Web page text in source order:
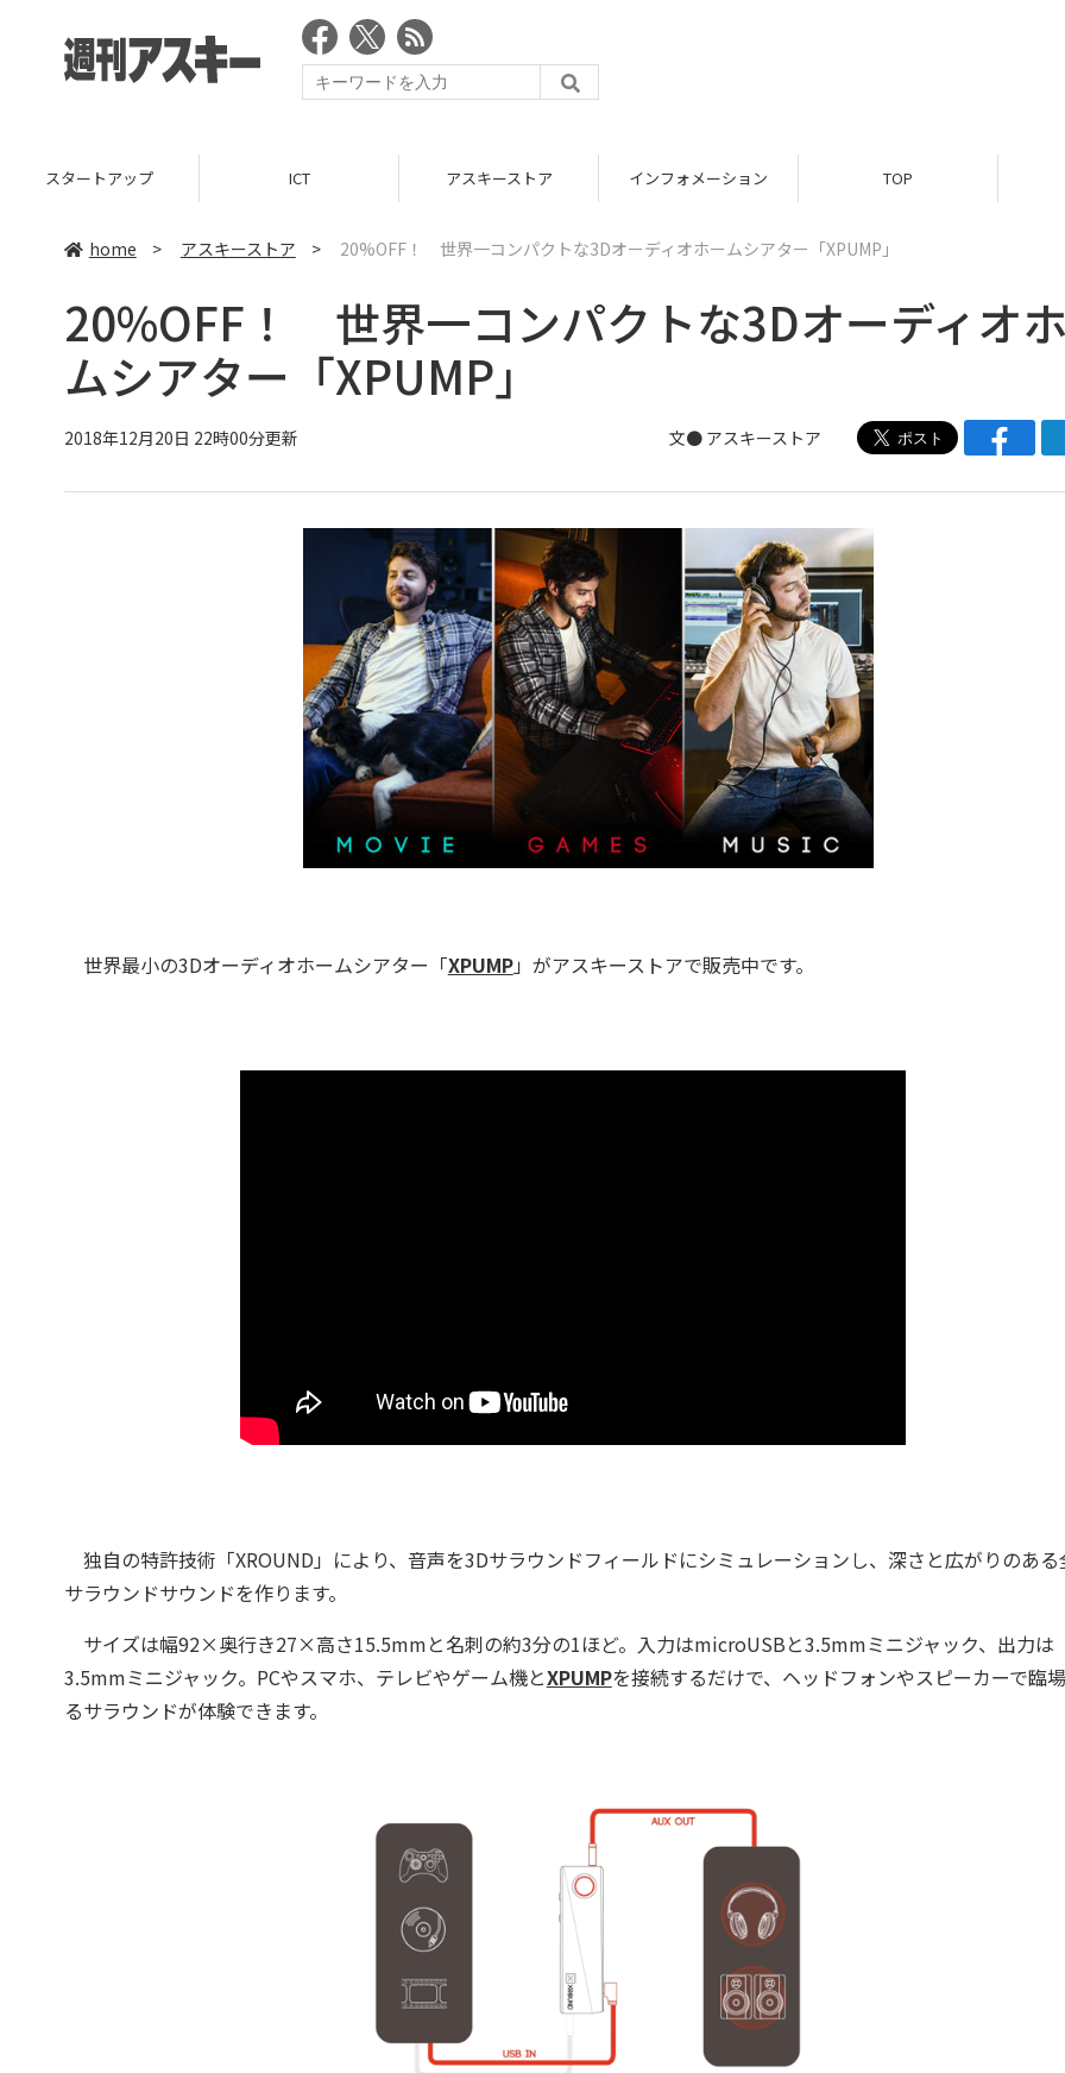
スタートアップ ICT アスキーストア インフォメーション TOP
home > アスキーストア > 20%OFF！ 世界一コンパクトな3Dオーディオホームシアター「XPUMP」
20%OFF！ 世界一コンパクトな3Dオーディオ
ムシアター「XPUMP」
2018年12月20日 22時00分更新 文● アスキーストア
世界最小の3Dオーディオホームシアター「XPUMP」がアスキーストアで販売中です。
独自の特許技術「XROUND」により、音声を3Dサラウンドフィールドにシミュレーションし、深さと広がりのある
サラウンドサウンドを作ります。
サイズは幅92×奥行き27×高さ15.5mmと名刺の約3分の1ほど。入力はmicroUSBと3.5mmミニジャック、出力は
3.5mmミニジャック。PCやスマホ、テレビやゲーム機とXPUMPを接続するだけで、ヘッドフォンやスピーカーで臨
るサラウンドが体験できます。